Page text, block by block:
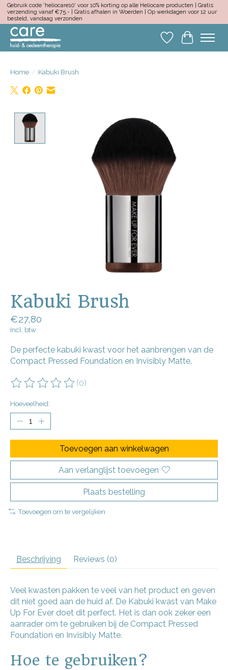
Gebruik code 'heliocare10' voor 10% korting op alle Heliocare producten | Gratis
verzending vanaf €75,- | Gratis afhalen in Woerden | Op werkdagen voor 12 uur
besteld, vandaag verzonden
Verlanglijst
Home / Kabuki Brush
Product image slideshow Items
Kabuki Brush
€27,80
Incl. btw
De perfecte kabuki kwast voor het aanbrengen van de
Compact Pressed Foundation en Invisibly Matte.
De beoordeling van dit product is
(0)
Hoeveelheid:
Toevoegen aan winkelwagen
Aan verlanglijst toevoegen
Plaats bestelling
Toevoegen om te vergelijken
Beschrijving Reviews (0)
Veel kwasten pakken te veel van het product en geven
dit niet goed aan de huid af. De Kabuki kwast van Make
Up For Ever doet dit perfect. Het is dan ook zeker een
aanrader om te gebruiken bij de Compact Pressed
Foundation en Invisibly Matte.
Hoe te gebruiken?